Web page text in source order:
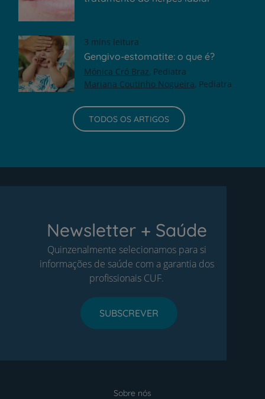
3 mins leitura
Gengivo-estomatite: o que é?
Mónica Cró Braz Pediatra
Mariana Coutinho Nogueira Pediatra
TODOS OS ARTIGOS
Newsletter + Saúde
Quinzenalmente selecionamos para si
informações de saúde com a garantia dos
profissionais CUF.
SUBSCREVER
Sobre nós